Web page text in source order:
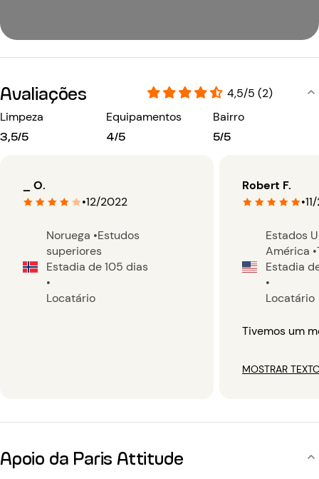
Avaliações
4,5/5 (2)
Limpeza
3,5/5
Equipamentos
4/5
Bairro
5/5
_ O.
•12/2022
Noruega •Estudos
superiores
Estadia de 105 dias
•
Locatário
Robert F.
•
Estados
América •
Estadia
•
Locatário
Tivemos um
MOSTRAR
Apoio da Paris Attitude